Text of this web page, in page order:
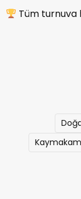
Tüm turnuva